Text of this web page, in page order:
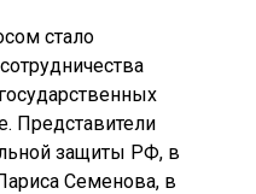
стало
Представители
защиты РФ, в
Семенова, в